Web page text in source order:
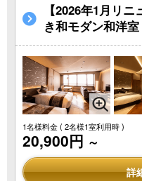
【2026年1月リ
き和モダン和洋
1名様料金( 2名様1室利用時 )
20,900円 ～
詳